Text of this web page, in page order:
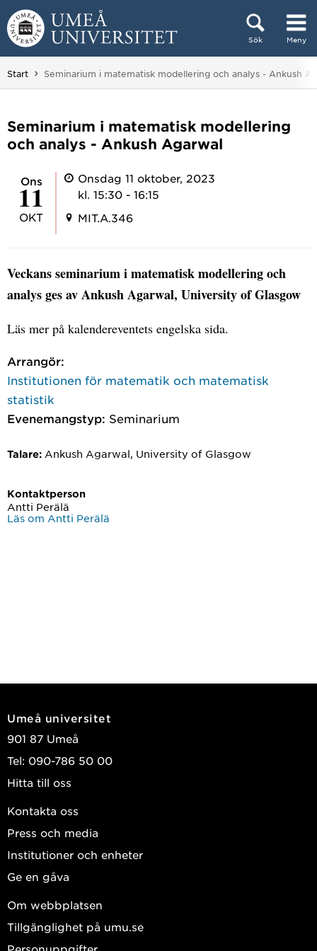
Hoppa direkt till innehållet
Sök Meny
Huvudmenyn dold.
Start Du är här:
Seminarium i matematisk modellering och analys - Ankush
Seminarium i matematisk modellering
och analys - Ankush Agarwal
ons
11
OKT
Onsdag 11 oktober, 2023
kl. 15:30 - 16:15
MIT.A.346
Veckans seminarium i matematisk modellering och
analys ges av Ankush Agarwal, University of Glasgow
Läs mer på kalendereventets engelska sida.
Arrangör:
Institutionen för matematik och matematisk
statistik
Evenemangstyp: Seminarium
Talare: Ankush Agarwal, University of Glasgow
Kontaktperson
Antti Perälä
Läs om Antti Perälä
Umeå universitet
901 87 Umeå
Tel: 090-786 50 00
Hitta till oss
Kontakta oss
Press och media
Institutioner och enheter
Ge en gåva
Om webbplatsen
Tillgänglighet på umu.se